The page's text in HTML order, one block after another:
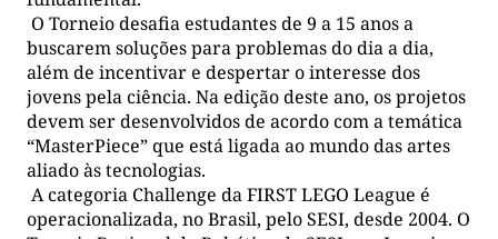
O Torneio desafia estudantes de 9 a 15 anos a
buscarem soluções para problemas do dia a dia,
além de incentivar e despertar o interesse dos
jovens pela ciência. Na edição deste ano, os projetos
devem ser desenvolvidos de acordo com a temática
“MasterPiece” que está ligada ao mundo das artes
aliado às tecnologias.
A categoria Challenge da FIRST LEGO League é
operacionalizada, no Brasil, pelo SESI, desde 2004. O